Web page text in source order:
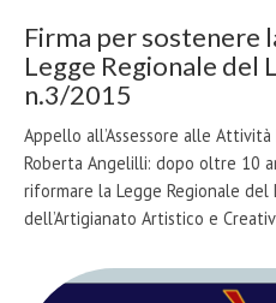
Firma per sostenere
Legge Regionale del
n.3/2015
Appello all’Assessore alle
Roberta Angelilli: dopo oltre 10
riformare la Legge Regionale
dell’Artigianato Artistico e